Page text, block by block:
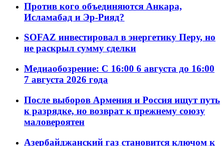
Против кого объединяются Анкара,
Исламабад и Эр-Рияд?
SOFAZ инвестировал в энергетику Перу, но
не раскрыл сумму сделки
Медиаобозрение: С 16:00 6 августа до 16:00
7 августа 2026 года
После выборов Армения и Россия ищут путь
к разрядке, но возврат к прежнему союзу
маловероятен
Азербайджанский газ становится ключом к